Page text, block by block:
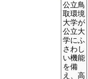
公立鳥
取環境
大学が
公立大
学にふ
さわし
い機能
を備
え、高